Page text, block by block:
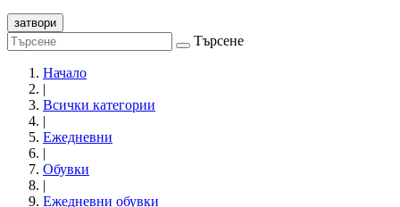
затвори
Търсене
Начало
|
Всички категории
|
Ежедневни
|
Обувки
|
Eжедневни обувки